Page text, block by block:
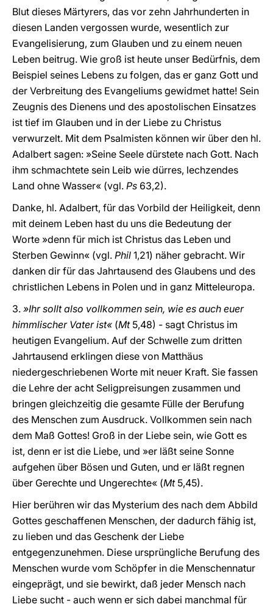
Blut dieses Märtyrers, das vor zehn Jahrhunderten in
diesen Landen vergossen wurde, wesentlich zur
Evangelisierung, zum Glauben und zu einem neuen
Leben beitrug. Wie groß ist heute unser Bedürfnis, dem
Beispiel seines Lebens zu folgen, das er ganz Gott und
der Verbreitung des Evangeliums gewidmet hatte! Sein
Zeugnis des Dienens und des apostolischen Einsatzes
ist tief im Glauben und in der Liebe zu Christus
verwurzelt. Mit dem Psalmisten können wir über den hl.
Adalbert sagen: »Seine Seele dürstete nach Gott. Nach
ihm schmachtete sein Leib wie dürres, lechzendes
Land ohne Wasser« (vgl. Ps 63,2).
Danke, hl. Adalbert, für das Vorbild der Heiligkeit, denn
mit deinem Leben hast du uns die Bedeutung der
Worte »denn für mich ist Christus das Leben und
Sterben Gewinn« (vgl. Phil 1,21) näher gebracht. Wir
danken dir für das Jahrtausend des Glaubens und des
christlichen Lebens in Polen und in ganz Mitteleuropa.
3. »Ihr sollt also vollkommen sein, wie es auch euer
himmlischer Vater ist« (Mt5,48) - sagt Christus im
heutigen Evangelium. Auf der Schwelle zum dritten
Jahrtausend erklingen diese von Matthäus
niedergeschriebenen Worte mit neuer Kraft. Sie fassen
die Lehre der acht Seligpreisungen zusammen und
bringen gleichzeitig die gesamte Fülle der Berufung
des Menschen zum Ausdruck. Vollkommen sein nach
dem Maß Gottes! Groß in der Liebe sein, wie Gott es
ist, denn er ist die Liebe, und »er läßt seine Sonne
aufgehen über Bösen und Guten, und er läßt regnen
über Gerechte und Ungerechte« (Mt 5,45).
Hier berühren wir das Mysterium des nach dem Abbild
Gottes geschaffenen Menschen, der dadurch fähig ist,
zu lieben und das Geschenk der Liebe
entgegenzunehmen. Diese ursprüngliche Berufung des
Menschen wurde vom Schöpfer in die Menschennatur
eingeprägt, und sie bewirkt, daß jeder Mensch nach
Liebe sucht - auch wenn er sich dabei manchmal für